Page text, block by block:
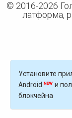
© 2016-2026
латформа,
Установите
Android
и
блокчейна